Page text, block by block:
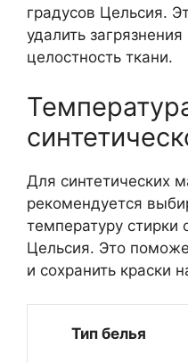
градусов Цельсия.
удалить
целостность ткани.
Для синтетических
рекомендуется
температуру стирки
Цельсия. Это
и сохранить краски
Тип белья